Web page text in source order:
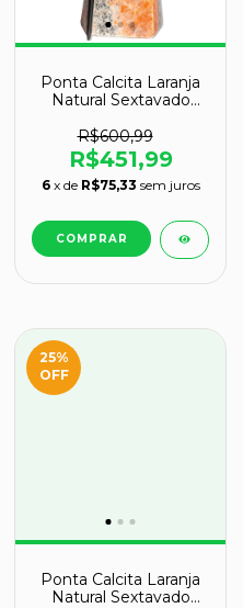
Ponta Calcita Laranja
Natural Sextavado
R$600,99
R$451,99
6 x de R$75,33 sem juros
25%
OFF
Ponta Calcita Laranja
Natural Sextavado